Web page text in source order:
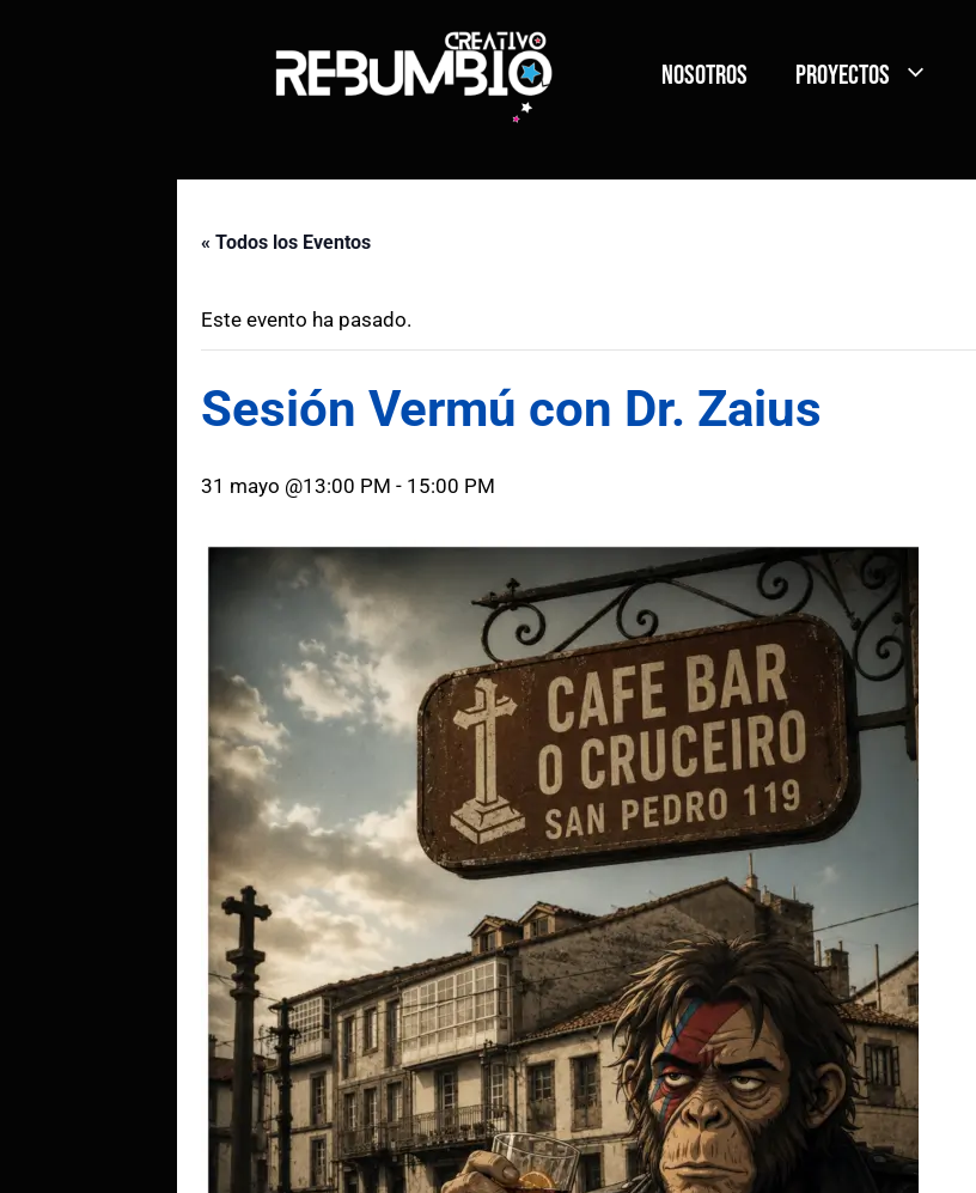
Nosotros Proyectos
« Todos los Eventos
Este evento ha pasado.
Sesión Vermú con Dr. Zaius
31 mayo @13:00 PM - 15:00 PM